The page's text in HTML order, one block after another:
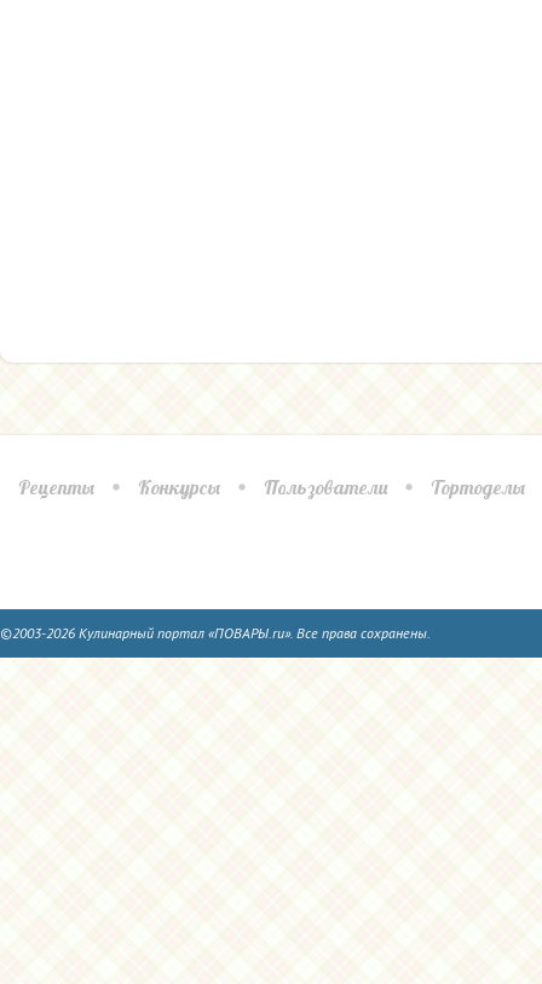
Рецепты Конкурсы Пользователи Тортоделы
©2003-2026 Кулинарный портал «ПОВАРЫ.ru». Все права сохранены.